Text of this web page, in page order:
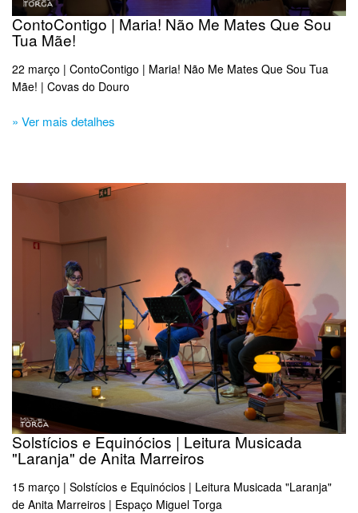
ContoContigo | Maria! Não Me Mates Que Sou
Tua Mãe!
22 março | ContoContigo | Maria! Não Me Mates Que Sou Tua
Mãe! | Covas do Douro
» Ver mais detalhes
Solstícios e Equinócios | Leitura Musicada
"Laranja" de Anita Marreiros
15 março | Solstícios e Equinócios | Leitura Musicada "Laranja"
de Anita Marreiros | Espaço Miguel Torga